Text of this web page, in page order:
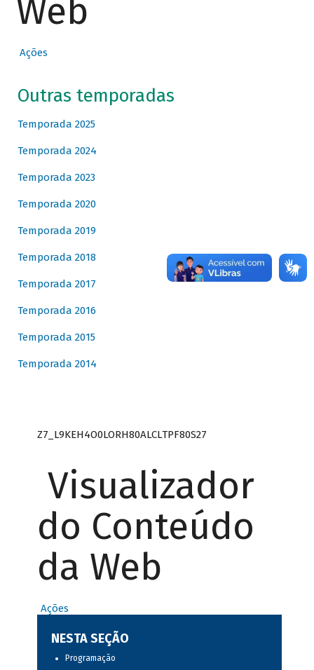
Web
Ações
Outras temporadas
Temporada 2025
Temporada 2024
Temporada 2023
Temporada 2020
Temporada 2019
Temporada 2018
Temporada 2017
Temporada 2016
Temporada 2015
Temporada 2014
Z7_L9KEH4O0LORH80ALCLTPF80S27
Visualizador
do Conteúdo
da Web
Ações
NESTA SEÇÃO
Programação